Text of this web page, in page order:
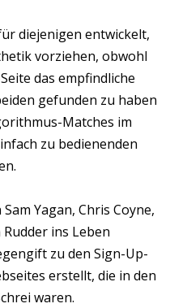
diejenigen entwickelt,
vorziehen, obwohl
das empfindliche
gefunden zu haben
Matches im
zu bedienenden
Yagan, Chris Coyne,
ins Leben
zu den Sign-Up-
erstellt, die in den
waren.